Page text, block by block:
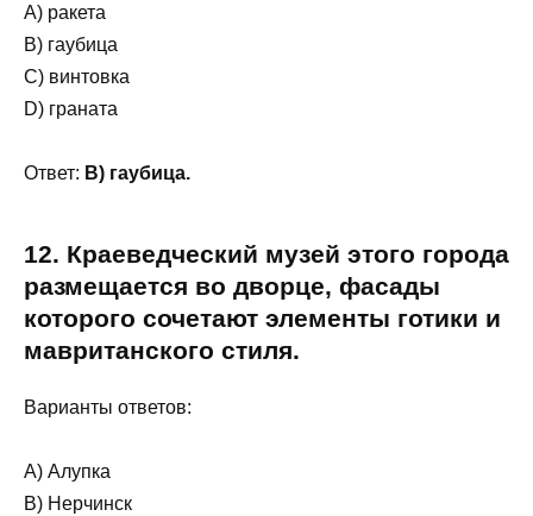
A) ракета
B) гаубица
C) винтовка
D) граната
Ответ: B) гаубица.
12. Краеведческий музей этого города
размещается во дворце, фасады
которого сочетают элементы готики и
мавританского стиля.
Варианты ответов:
A) Алупка
B) Нерчинск